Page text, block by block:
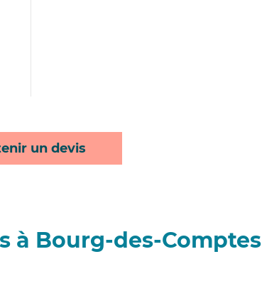
un devis
à Bourg-des-Comptes